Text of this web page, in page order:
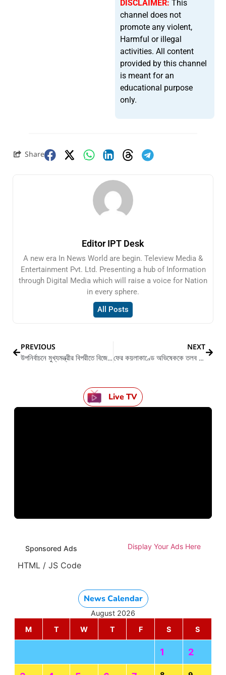
DISCLAIMER: This
channel does not
promote any violent,
Harmful or illegal
activities. All content
provided by this channel
is meant for an
educational purpose
only.
Share
Editor IPT Desk
A new era In News World are begin. Teleview Media &
Entertainment Pvt. Ltd. Presenting a hub of Information
through Digital Media which will raise a voice for Nation
in every sphere.
All Posts
PREVIOUS
উপনির্বাচনে মুখ্যমন্ত্রীর বিপরীতে বিজেপি প্রার্থী প্রিয়াঙ্কা টিব্রিউয়াল
NEXT
ফের কয়লাকাণ্ডে অভিষেককে তলব করলো ইডি
Live TV
Sponsored Ads Display Your Ads Here
HTML / JS Code
News Calendar
August 2026
M
T W T F S S
1 2